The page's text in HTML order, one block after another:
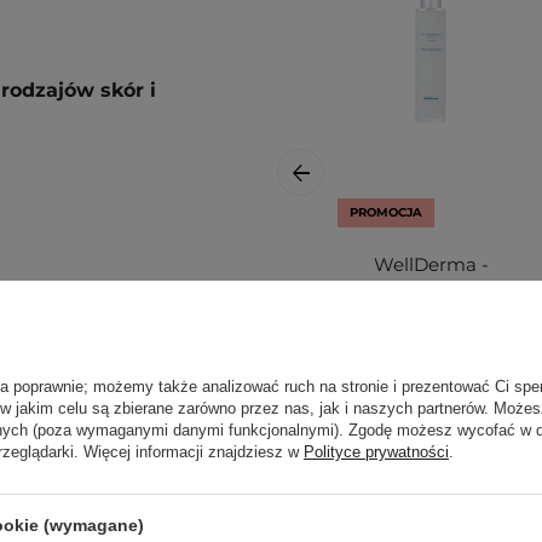
skór i
wilgotnych dłoniach, a
masaż. Spłucz
Zajrzyj do naszego
PROMOCJA
WellDerma -
100ml
97,60 zł
poprawnie; możemy także analizować ruch na stronie i prezentować Ci
jakim celu są zbierane zarówno przez nas, jak i naszych partnerów.
(poza wymaganymi danymi funkcjonalnymi). Zgodę możesz wycofać w
Więcej informacji znajdziesz w Polityce prywatności.
(wymagane)